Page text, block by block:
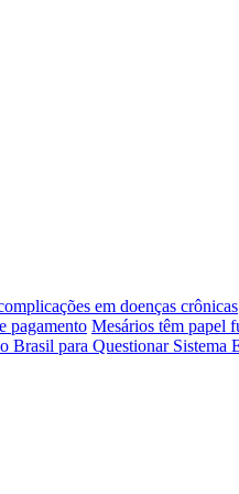
em doenças crônicas
pagamento Mesários têm papel
Brasil para Questionar Sistema